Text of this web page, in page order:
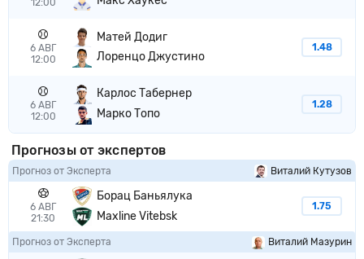
12:00
6 АВГ
12:00
Матей Додиг
Лоренцо Джустино
1.48
6 АВГ
12:00
Карлос Табернер
Марко Топо
1.28
Прогнозы от экспертов
Прогноз от Эксперта Виталий Кутузов
6 АВГ
21:30
Борац Баньялука
Maxline Vitebsk
1.75
Прогноз от Эксперта Виталий Мазурин